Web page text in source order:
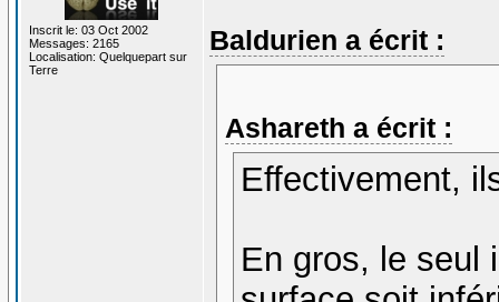
Inscrit le: 03 Oct 2002
Messages: 2165
Localisation: Quelquepart sur
Terre
Baldurien a écrit :
Ashareth a écrit :
Effectivement,
En gros, le seul